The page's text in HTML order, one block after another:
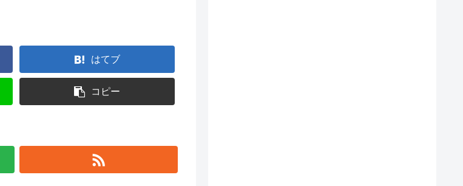
はてブ
コピー